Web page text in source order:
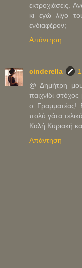
εκτροχιάσεις.
κι εγώ λίγο
ενδιαφέρον;
Απάντηση
cinderella
@ Δημήτρη
παιχνίδι
ο Γραμματέας!
πολύ γάτα
Καλή Κυριακή
Απάντηση